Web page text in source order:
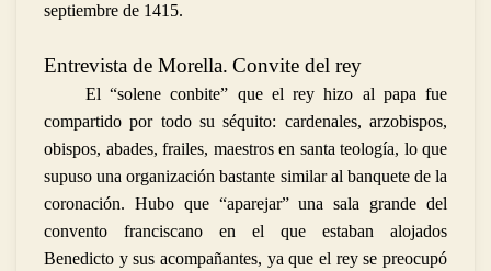
septiembre de 1415.
Entrevista de Morella. Convite del rey
El “solene conbite” que el rey hizo al papa fue
compartido por todo su séquito: cardenales, arzobispos,
obispos, abades, frailes, maestros en santa teología, lo que
supuso una organización bastante similar al banquete de la
coronación. Hubo que “aparejar” una sala grande del
convento franciscano en el que estaban alojados
Benedicto y sus acompañantes, ya que el rey se preocupó